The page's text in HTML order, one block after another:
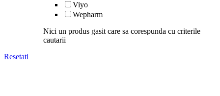
Viyo
Wepharm
Nici un produs gasit care sa corespunda cu criterile
cautarii
Resetati